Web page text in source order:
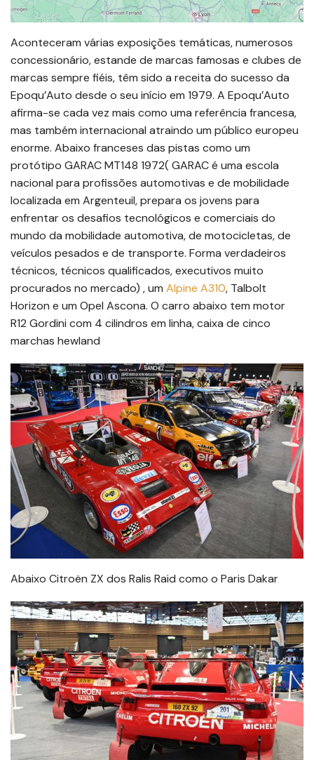
Aconteceram várias exposições temáticas, numerosos
concessionário, estande de marcas famosas e clubes de
marcas sempre fiéis, têm sido a receita do sucesso da
Epoqu’Auto desde o seu início em 1979. A Epoqu’Auto
afirma-se cada vez mais como uma referência francesa,
mas também internacional atraindo um público europeu
enorme. Abaixo franceses das pistas como um
protótipo GARAC MT148 1972( GARAC é uma escola
nacional para profissões automotivas e de mobilidade
localizada em Argenteuil, prepara os jovens para
enfrentar os desafios tecnológicos e comerciais do
mundo da mobilidade automotiva, de motocicletas, de
veículos pesados ​​e de transporte. Forma verdadeiros
técnicos, técnicos qualificados, executivos muito
procurados no mercado) , um Alpine A310, Talbolt
Horizon e um Opel Ascona. O carro abaixo tem motor
R12 Gordini com 4 cilindros em linha, caixa de cinco
marchas hewland
Abaixo Citroën ZX dos Ralis Raid como o Paris Dakar